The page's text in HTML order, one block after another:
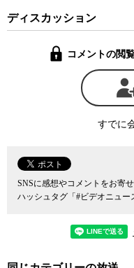
で、本来は保存されていな
など、運用面でも多くの課
さらに、誰に対して情報公
体によって異なる。その自
以上その自治体に在住して
あったりする。ちなみに東
は、開示請求ができる対象
また情報開示請求を受ける
ている情報の中身にも、か
や営業自粛など市民生活に
いるだけで47都道府県中20
ディスカッション
コメントの閲
すでに
SNSに感想やコメントをお寄せ
ハッシュタグ「#ビデオニュー